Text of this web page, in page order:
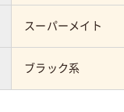
スーパーメイト
ブラック系